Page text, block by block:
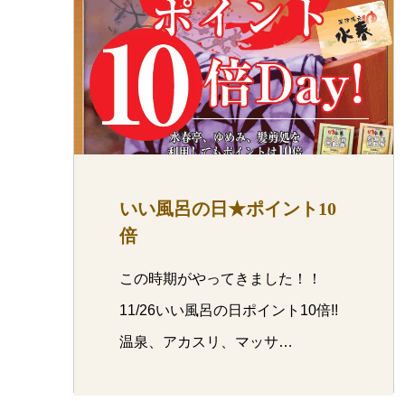
いい風呂の日★ポイント10
倍
この時期がやってきました！！
11/26いい風呂の日ポイント10倍!!
温泉、アカスリ、マッサ…